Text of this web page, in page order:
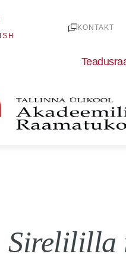
KONTAKT
Sirelililla